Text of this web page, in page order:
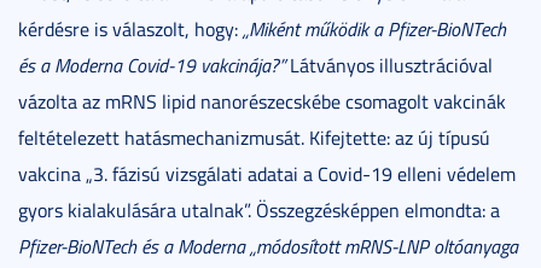
kérdésre is válaszolt, hogy:„Miként működik a Pfizer-BioNTech
és a Moderna Covid-19 vakcinája?”Látványos illusztrációval
vázolta az mRNS lipid nanorészecskébe csomagolt vakcinák
feltételezett hatásmechanizmusát. Kifejtette: az új típusú
vakcina „3. fázisú vizsgálati adatai a Covid-19 elleni védelem
gyors kialakulására utalnak”. Összegzésképpen elmondta: a
Pfizer-BioNTech és a Moderna „módosított mRNS-LNP oltóanyaga